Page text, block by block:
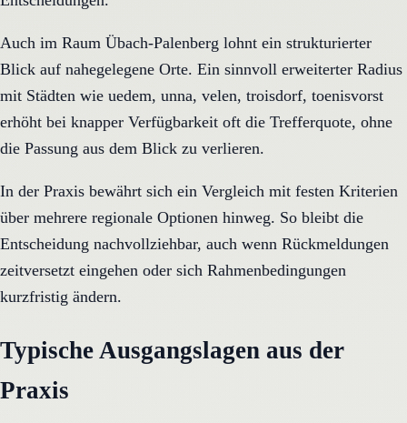
Auch im Raum Übach-Palenberg lohnt ein strukturierter
Blick auf nahegelegene Orte. Ein sinnvoll erweiterter Radius
mit Städten wie uedem, unna, velen, troisdorf, toenisvorst
erhöht bei knapper Verfügbarkeit oft die Trefferquote, ohne
die Passung aus dem Blick zu verlieren.
In der Praxis bewährt sich ein Vergleich mit festen Kriterien
über mehrere regionale Optionen hinweg. So bleibt die
Entscheidung nachvollziehbar, auch wenn Rückmeldungen
zeitversetzt eingehen oder sich Rahmenbedingungen
kurzfristig ändern.
Typische Ausgangslagen aus der
Praxis